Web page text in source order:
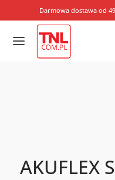
Darmowa dostawa od
AKUFLEX